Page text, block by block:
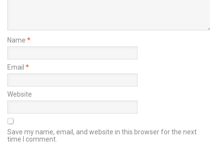
Name *
Email *
Website
Save my name, email, and website in this browser for the next
time I comment.